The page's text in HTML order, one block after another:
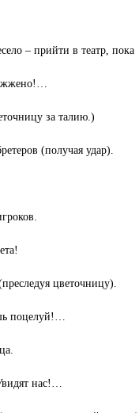
– прийти в театр, пока
за талию.)
(получая удар).
цветочницу).
поцелуй!…
нас!…